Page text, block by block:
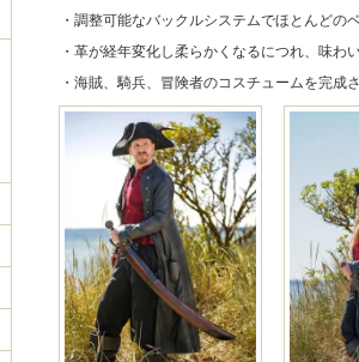
・調整可能なバックルシステムでほとんどの
・革が経年変化し柔らかくなるにつれ、味わ
・海賊、騎兵、冒険者のコスチュームを完成